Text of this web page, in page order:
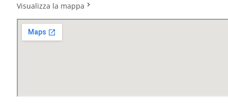
Visualizza la mappa